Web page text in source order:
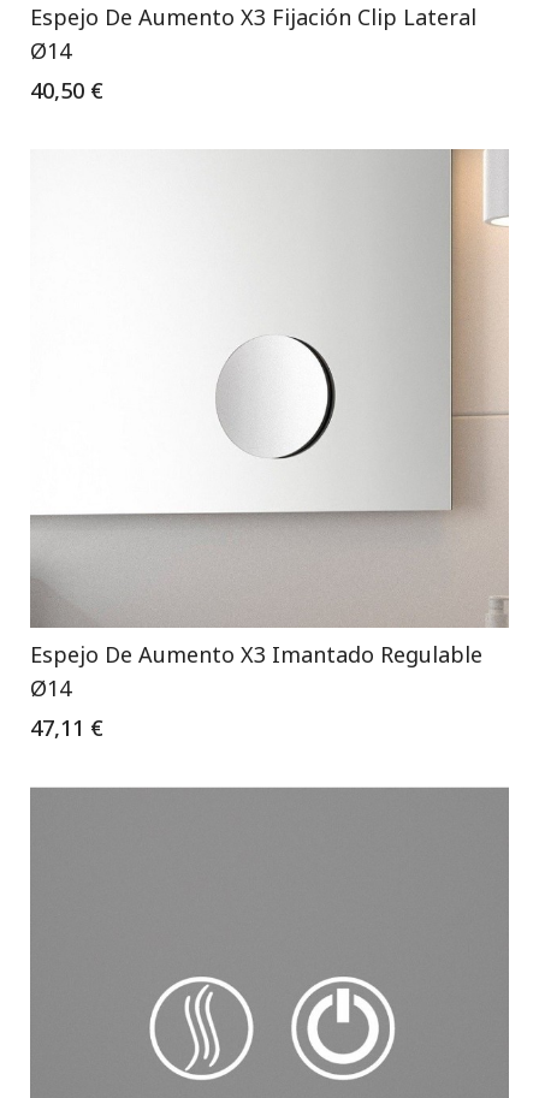
Espejo De Aumento X3 Fijación Clip Lateral
Ø14
40,50 €
Espejo De Aumento X3 Imantado Regulable
Ø14
47,11 €